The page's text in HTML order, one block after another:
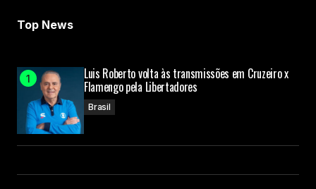
Top News
Luis Roberto volta às transmissões em Cruzeiro x
Flamengo pela Libertadores
Brasil